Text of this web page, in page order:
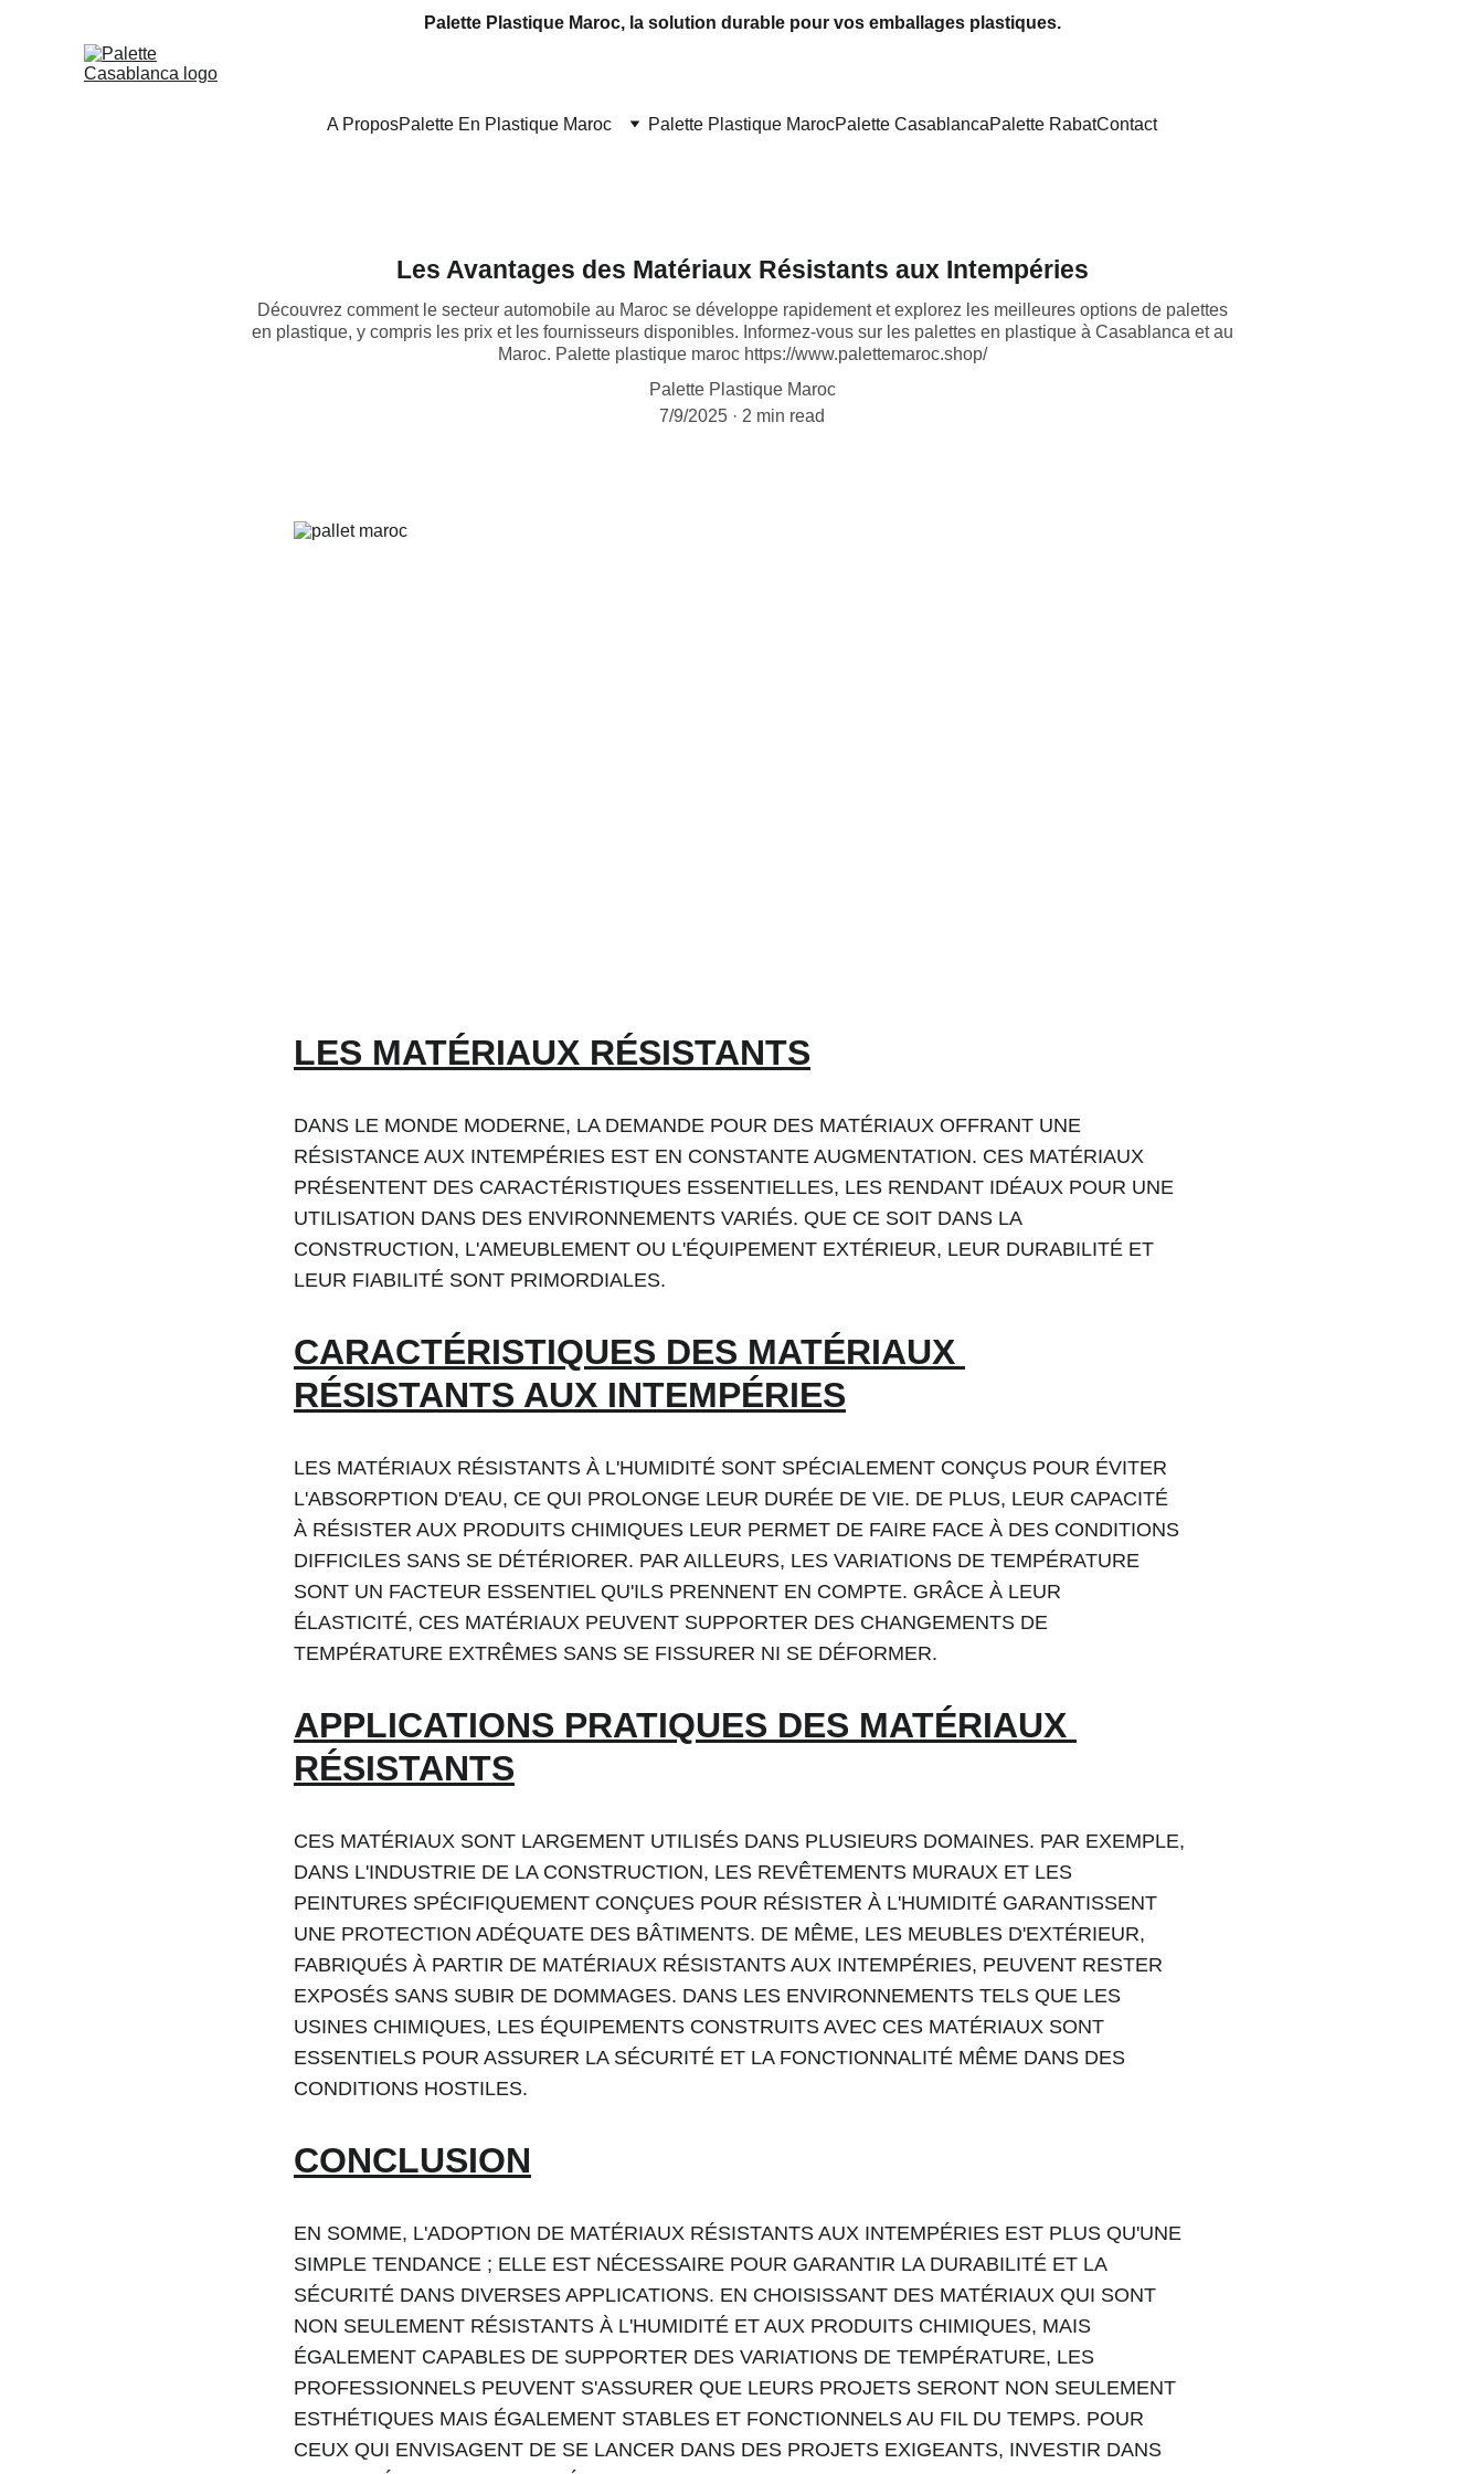
Palette Plastique Maroc, la solution durable pour vos emballages plastiques.
A ProposPalette En Plastique Maroc Palette Plastique MarocPalette CasablancaPalette RabatContact
Les Avantages des Matériaux Résistants aux Intempéries
Découvrez comment le secteur automobile au Maroc se développe rapidement et explorez les meilleures options de palettes
en plastique, y compris les prix et les fournisseurs disponibles. Informez-vous sur les palettes en plastique à Casablanca et au
Maroc. Palette plastique maroc https://www.palettemaroc.shop/
Palette Plastique Maroc
7/9/2025
2 min read
LES MATÉRIAUX RÉSISTANTS
DANS LE MONDE MODERNE, LA DEMANDE POUR DES MATÉRIAUX OFFRANT UNE
RÉSISTANCE AUX INTEMPÉRIES EST EN CONSTANTE AUGMENTATION. CES MATÉRIAUX
PRÉSENTENT DES CARACTÉRISTIQUES ESSENTIELLES, LES RENDANT IDÉAUX POUR UNE
UTILISATION DANS DES ENVIRONNEMENTS VARIÉS. QUE CE SOIT DANS LA
CONSTRUCTION, L'AMEUBLEMENT OU L'ÉQUIPEMENT EXTÉRIEUR, LEUR DURABILITÉ ET
LEUR FIABILITÉ SONT PRIMORDIALES.
CARACTÉRISTIQUES DES MATÉRIAUX
RÉSISTANTS AUX INTEMPÉRIES
LES MATÉRIAUX RÉSISTANTS À L'HUMIDITÉ SONT SPÉCIALEMENT CONÇUS POUR ÉVITER
L'ABSORPTION D'EAU, CE QUI PROLONGE LEUR DURÉE DE VIE. DE PLUS, LEUR CAPACITÉ
À RÉSISTER AUX PRODUITS CHIMIQUES LEUR PERMET DE FAIRE FACE À DES CONDITIONS
DIFFICILES SANS SE DÉTÉRIORER. PAR AILLEURS, LES VARIATIONS DE TEMPÉRATURE
SONT UN FACTEUR ESSENTIEL QU'ILS PRENNENT EN COMPTE. GRÂCE À LEUR
ÉLASTICITÉ, CES MATÉRIAUX PEUVENT SUPPORTER DES CHANGEMENTS DE
TEMPÉRATURE EXTRÊMES SANS SE FISSURER NI SE DÉFORMER.
APPLICATIONS PRATIQUES DES MATÉRIAUX
RÉSISTANTS
CES MATÉRIAUX SONT LARGEMENT UTILISÉS DANS PLUSIEURS DOMAINES. PAR EXEMPLE,
DANS L'INDUSTRIE DE LA CONSTRUCTION, LES REVÊTEMENTS MURAUX ET LES
PEINTURES SPÉCIFIQUEMENT CONÇUES POUR RÉSISTER À L'HUMIDITÉ GARANTISSENT
UNE PROTECTION ADÉQUATE DES BÂTIMENTS. DE MÊME, LES MEUBLES D'EXTÉRIEUR,
FABRIQUÉS À PARTIR DE MATÉRIAUX RÉSISTANTS AUX INTEMPÉRIES, PEUVENT RESTER
EXPOSÉS SANS SUBIR DE DOMMAGES. DANS LES ENVIRONNEMENTS TELS QUE LES
USINES CHIMIQUES, LES ÉQUIPEMENTS CONSTRUITS AVEC CES MATÉRIAUX SONT
ESSENTIELS POUR ASSURER LA SÉCURITÉ ET LA FONCTIONNALITÉ MÊME DANS DES
CONDITIONS HOSTILES.
CONCLUSION
EN SOMME, L'ADOPTION DE MATÉRIAUX RÉSISTANTS AUX INTEMPÉRIES EST PLUS QU'UNE
SIMPLE TENDANCE ; ELLE EST NÉCESSAIRE POUR GARANTIR LA DURABILITÉ ET LA
SÉCURITÉ DANS DIVERSES APPLICATIONS. EN CHOISISSANT DES MATÉRIAUX QUI SONT
NON SEULEMENT RÉSISTANTS À L'HUMIDITÉ ET AUX PRODUITS CHIMIQUES, MAIS
ÉGALEMENT CAPABLES DE SUPPORTER DES VARIATIONS DE TEMPÉRATURE, LES
PROFESSIONNELS PEUVENT S'ASSURER QUE LEURS PROJETS SERONT NON SEULEMENT
ESTHÉTIQUES MAIS ÉGALEMENT STABLES ET FONCTIONNELS AU FIL DU TEMPS. POUR
CEUX QUI ENVISAGENT DE SE LANCER DANS DES PROJETS EXIGEANTS, INVESTIR DANS